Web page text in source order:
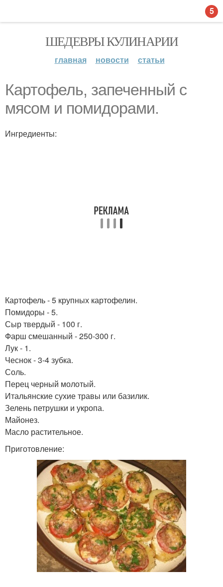
ШЕДЕВРЫ КУЛИНАРИИ
главная новости статьи
Картофель, запеченный с
мясом и помидорами.
Ингредиенты:
Картофель - 5 крупных картофелин.
Помидоры - 5.
Сыр твердый - 100 г.
Фарш смешанный - 250-300 г.
Лук - 1.
Чеснок - 3-4 зубка.
Соль.
Перец черный молотый.
Итальянские сухие травы или базилик.
Зелень петрушки и укропа.
Майонез.
Масло растительное.
Приготовление:
5